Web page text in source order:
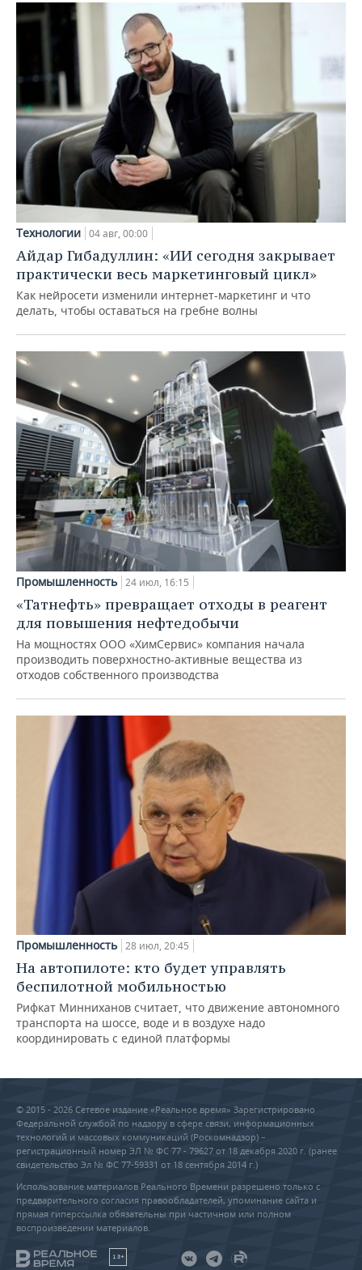
Технологии 04 авг, 00:00
Айдар Гибадуллин: «ИИ сегодня закрывает
практически весь маркетинговый цикл»
Как нейросети изменили интернет-маркетинг и что
делать, чтобы оставаться на гребне волны
Промышленность 24 июл, 16:15
«Татнефть» превращает отходы в реагент
для повышения нефтедобычи
На мощностях ООО «ХимСервис» компания начала
производить поверхностно-активные вещества из
отходов собственного производства
Промышленность 28 июл, 20:45
На автопилоте: кто будет управлять
беспилотной мобильностью
Рифкат Минниханов считает, что движение автономного
транспорта на шоссе, воде и в воздухе надо
координировать с единой платформы
© 2015 - 2026 Сетевое издание «Реальное время» Зарегистрировано
Федеральной службой по надзору в сфере связи, информационных
технологий и массовых коммуникаций (Роскомнадзор) –
регистрационный номер ЭЛ № ФС 77 - 79627 от 18 декабря 2020 г. (ранее
свидетельство Эл № ФС 77-59331 от 18 сентября 2014 г.)
Использование материалов Реального Времени разрешено только с
предварительного согласия правообладателей, упоминание сайта и
прямая гиперссылка обязательны при частичном или полном
воспроизведении материалов.
18+